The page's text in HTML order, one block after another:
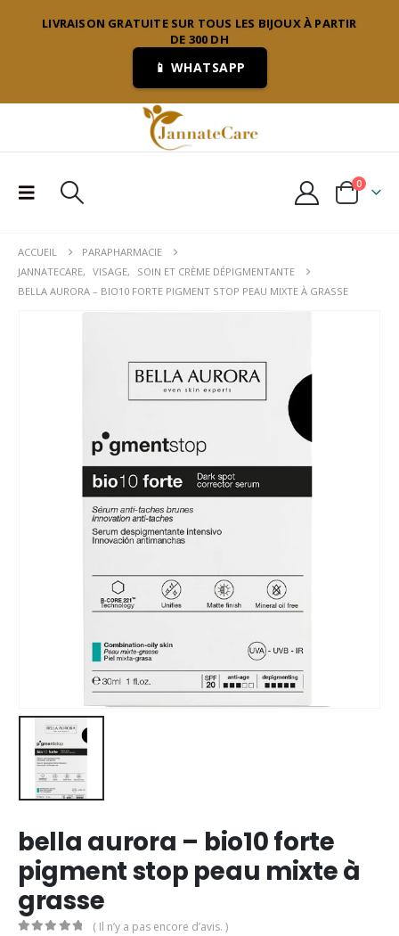
LIVRAISON GRATUITE SUR TOUS LES BIJOUX À PARTIR
DE 300 DH
📱 WHATSAPP
0
ACCUEIL
PARAPHARMACIE
JANNATECARE, VISAGE,
SOIN ET CRÈME DÉPIGMENTANTE
BELLA AURORA – BIO10 FORTE PIGMENT STOP PEAU MIXTE À GRASSE
bella aurora – bio10 forte
pigment stop peau mixte à
grasse
( Il n’y a pas encore d’avis. )